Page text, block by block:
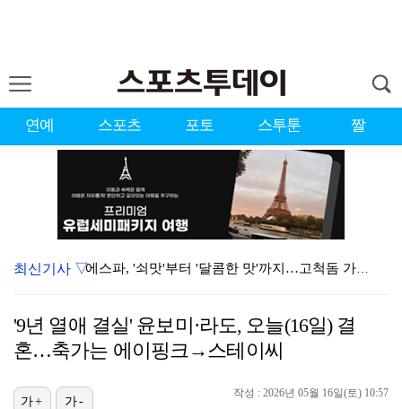
연예 스포츠 포토 스투툰 짤
에스파, '쇠맛'부터 '달콤한 맛'까지…고척돔 가득 채…
박지민 아나운서 "발리까지 갔는데…'피의 게임2' 출연…
최신기사 ▽
'9년 열애 결실' 윤보미·라도, 오늘(16일) 결
혼…축가는 에이핑크→스테이씨
작성 : 2026년 05월 16일(토) 10:57
가+ 가-